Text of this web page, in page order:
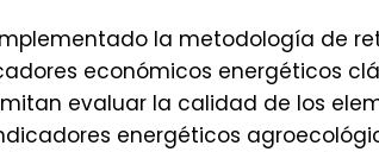
la metodología de
económicos energéticos
evaluar la calidad de los
energéticos